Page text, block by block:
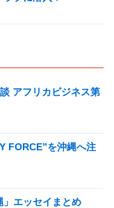
アフリカビジネス第
FORCE”を沖縄へ注
」エッセイまとめ